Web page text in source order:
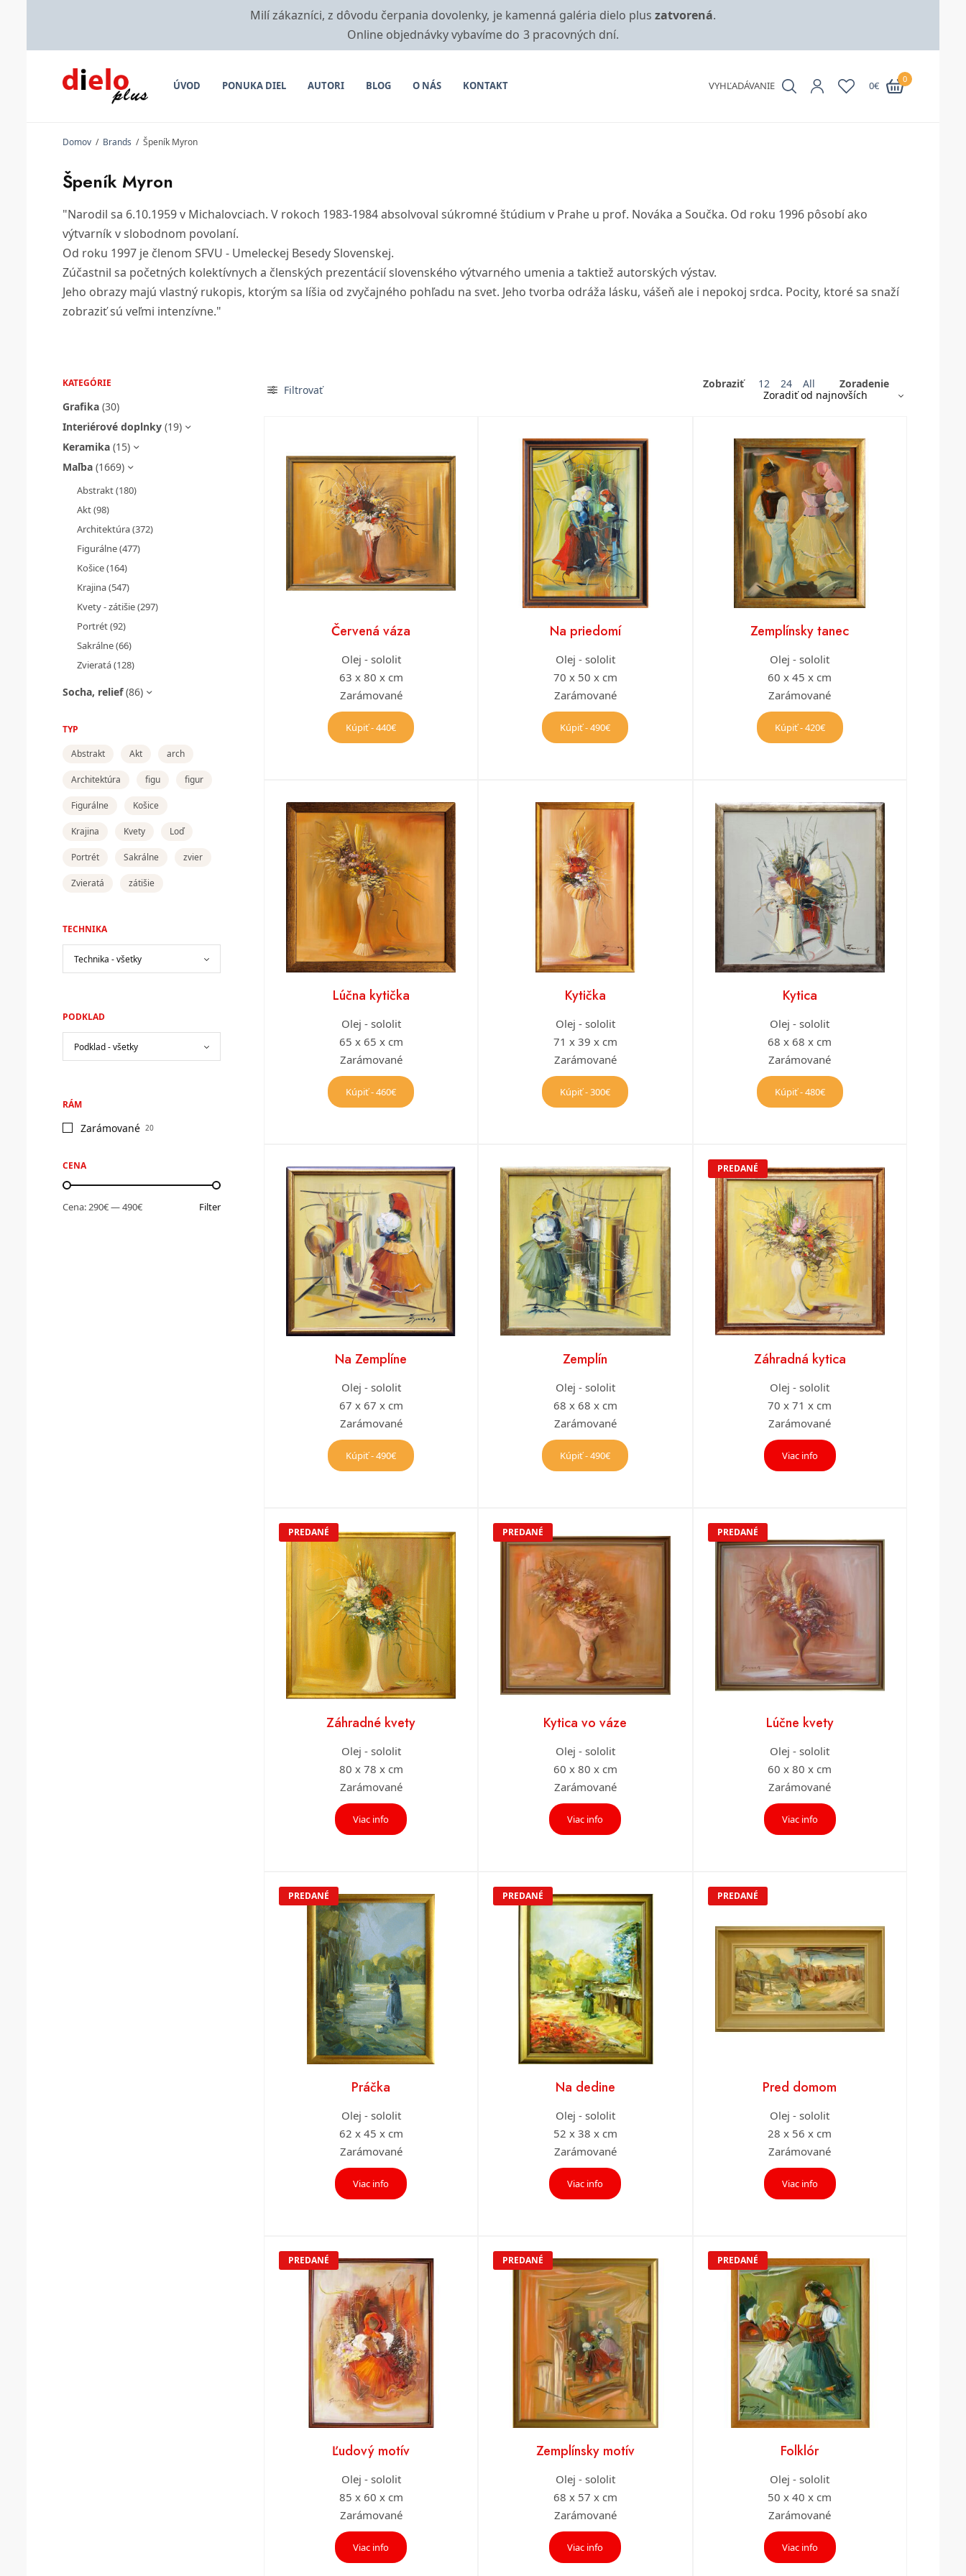
Milí zákazníci, z dôvodu čerpania dovolenky, je kamenná galéria dielo plus zatvorená.
Online objednávky vybavíme do 3 pracovných dní.
ÚVOD PONUKA DIEL AUTORI BLOG O NÁS KONTAKT VYHĽADÁVANIE 0€
0
Domov / Brands / Špeník Myron
Špeník Myron
"Narodil sa 6.10.1959 v Michalovciach. V rokoch 1983-1984 absolvoval súkromné štúdium v Prahe u prof. Nováka a Součka. Od roku 1996 pôsobí ako
výtvarník v slobodnom povolaní.
Od roku 1997 je členom SFVU - Umeleckej Besedy Slovenskej.
Zúčastnil sa početných kolektívnych a členských prezentácií slovenského výtvarného umenia a taktiež autorských výstav.
Jeho obrazy majú vlastný rukopis, ktorým sa líšia od zvyčajného pohľadu na svet. Jeho tvorba odráža lásku, vášeň ale i nepokoj srdca. Pocity, ktoré sa snaží
zobraziť sú veľmi intenzívne."
KATEGÓRIE
Grafika (30)
Interiérové doplnky (19)
Keramika (15)
Maľba (1669)
Abstrakt(180)
Akt(98)
Architektúra(372)
Figurálne(477)
Košice(164)
Krajina(547)
Kvety - zátišie(297)
Portrét(92)
Sakrálne(66)
Zvieratá(128)
Socha, relief (86)
TYP
Abstrakt
Akt arch
Architektúra figu figur
Figurálne Košice
Krajina Kvety Loď
Portrét Sakrálne zvier
Zvieratá zátišie
TECHNIKA
PODKLAD
RÁM
Zarámované 20
CENA
Filter
Cena:290€—490€
Filtrovať Zobraziť 12 24 All Zoradenie
Červená váza
Olej - sololit
63 x 80 x cm
Zarámované
Kúpiť - 440€
Na priedomí
Olej - sololit
70 x 50 x cm
Zarámované
Kúpiť - 490€
Zemplínsky tanec
Olej - sololit
60 x 45 x cm
Zarámované
Kúpiť - 420€
Lúčna kytička
Olej - sololit
65 x 65 x cm
Zarámované
Kúpiť - 460€
Kytička
Olej - sololit
71 x 39 x cm
Zarámované
Kúpiť - 300€
Kytica
Olej - sololit
68 x 68 x cm
Zarámované
Kúpiť - 480€
Na Zemplíne
Olej - sololit
67 x 67 x cm
Zarámované
Kúpiť - 490€
Zemplín
Olej - sololit
68 x 68 x cm
Zarámované
Kúpiť - 490€
PREDANÉ
Záhradná kytica
Olej - sololit
70 x 71 x cm
Zarámované
Viac info
PREDANÉ
Záhradné kvety
Olej - sololit
80 x 78 x cm
Zarámované
Viac info
PREDANÉ
Kytica vo váze
Olej - sololit
60 x 80 x cm
Zarámované
Viac info
PREDANÉ
Lúčne kvety
Olej - sololit
60 x 80 x cm
Zarámované
Viac info
PREDANÉ
Práčka
Olej - sololit
62 x 45 x cm
Zarámované
Viac info
PREDANÉ
Na dedine
Olej - sololit
52 x 38 x cm
Zarámované
Viac info
PREDANÉ
Pred domom
Olej - sololit
28 x 56 x cm
Zarámované
Viac info
PREDANÉ
Ľudový motív
Olej - sololit
85 x 60 x cm
Zarámované
Viac info
PREDANÉ
Zemplínsky motív
Olej - sololit
68 x 57 x cm
Zarámované
Viac info
PREDANÉ
Folklór
Olej - sololit
50 x 40 x cm
Zarámované
Viac info